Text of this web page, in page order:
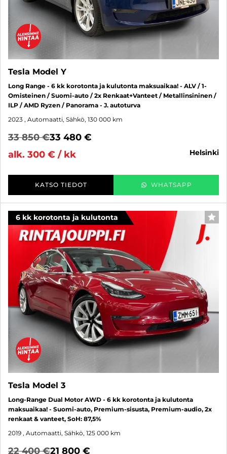
Tesla Model Y
Long Range - 6 kk korotonta ja kulutonta maksuaikaa! - ALV / 1-
Omisteinen / Suomi-auto / 2x Renkaat+Vanteet / Metallinsininen /
ILP / AMD Ryzen / Panorama - J. autoturva
2023 , Automaatti, Sähkö, 130 000 km
33 850 €33 480 €
alk. 300 € / kk
helsinki
KATSO TIEDOT WHATSAPP
6 kk korotonta ja kulutonta
Tesla Model 3
Long-Range Dual Motor AWD - 6 kk korotonta ja kulutonta
maksuaikaa! - Suomi-auto, Premium-sisusta, Premium-audio, 2x
renkaat & vanteet, SoH: 87,5%
2019 , Automaatti, Sähkö, 125 000 km
22 400 €21 800 €